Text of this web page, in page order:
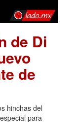
de Di
de
hinchas del
para